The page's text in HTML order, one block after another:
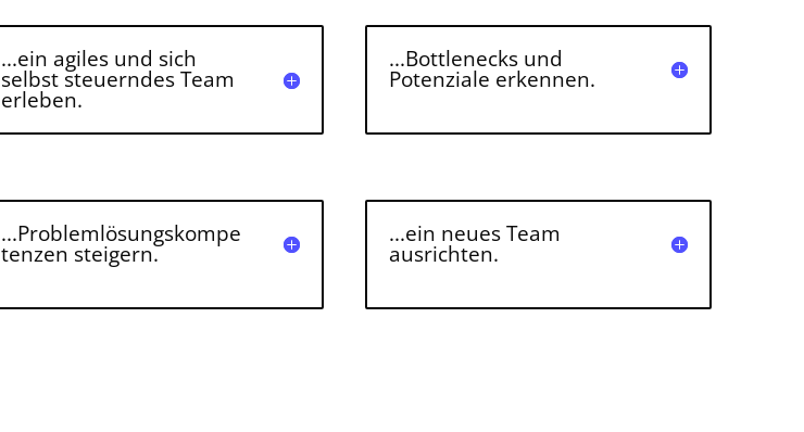
...ein agiles und sich
selbst steuerndes Team
erleben.
...Problemlösungskompe
tenzen steigern.
...Bottlenecks und
Potenziale erkennen.
...ein neues Team
ausrichten.